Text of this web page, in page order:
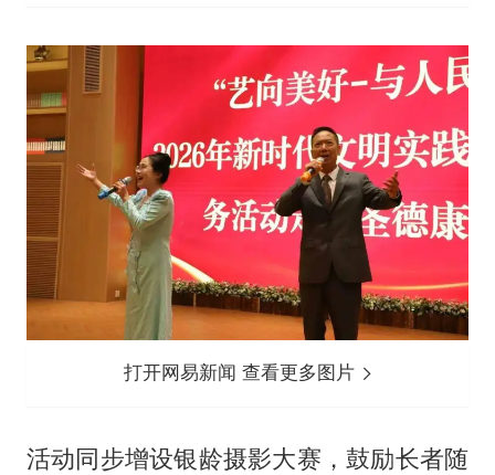
打开网易新闻 查看更多图片
活动同步增设银龄摄影大赛，鼓励长者随